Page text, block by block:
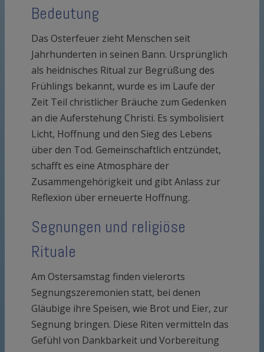
Bedeutung
Das Osterfeuer zieht Menschen seit
Jahrhunderten in seinen Bann. Ursprünglich
als heidnisches Ritual zur Begrüßung des
Frühlings bekannt, wurde es im Laufe der
Zeit Teil christlicher Bräuche zum Gedenken
an die Auferstehung Christi. Es symbolisiert
Licht, Hoffnung und den Sieg des Lebens
über den Tod. Gemeinschaftlich entzündet,
schafft es eine Atmosphäre der
Zusammengehörigkeit und gibt Anlass zur
Reflexion über erneuerte Hoffnung.
Segnungen und religiöse
Rituale
Am Ostersamstag finden vielerorts
Segnungszeremonien statt, bei denen
Gläubige ihre Speisen, wie Brot und Eier, zur
Segnung bringen. Diese Riten vermitteln das
Gefühl von Dankbarkeit und Vorbereitung